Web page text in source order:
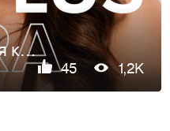
Стоматологическая клиника PlusUltra
45 1,2K